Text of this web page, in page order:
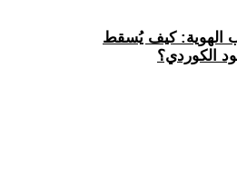
الهوية: كيف يُسقط
الكوردي؟